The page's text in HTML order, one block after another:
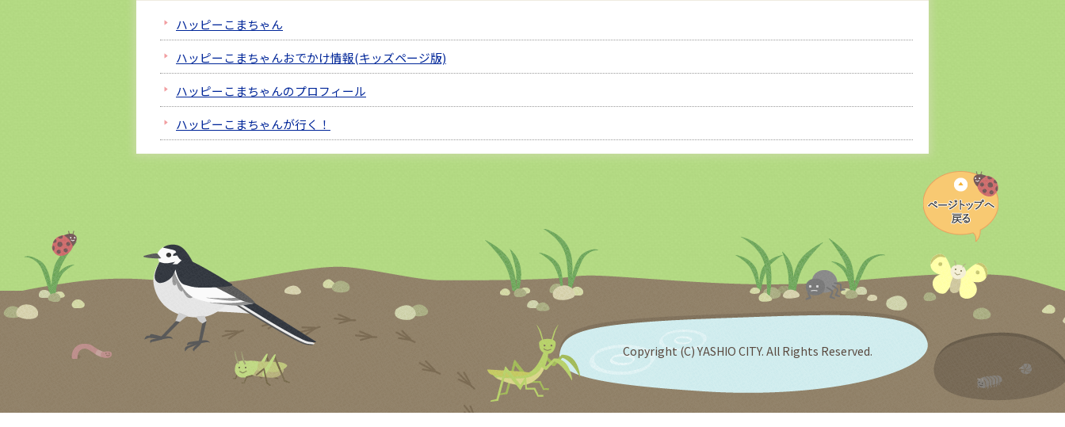
ハッピーこまちゃん
ハッピーこまちゃんおでかけ情報(キッズページ版)
ハッピーこまちゃんのプロフィール
ハッピーこまちゃんが行く！
Copyright (C) YASHIO CITY. All Rights Reserved.